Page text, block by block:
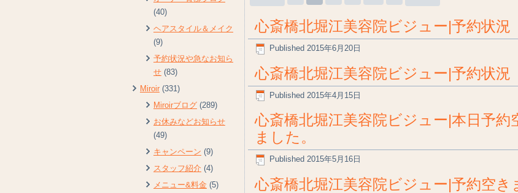
(40)
ヘアスタイル＆メイク
(9)
予約状況や急なお知ら
せ (83)
Miroir (331)
Miroirブログ (289)
お休みなどお知らせ
(49)
キャンペーン (9)
スタッフ紹介 (4)
メニュー&料金 (5)
心斎橋北堀江美容院ビジュー|予約状況
Published 2015年6月20日
心斎橋北堀江美容院ビジュー|予約状況
Published 2015年4月15日
心斎橋北堀江美容院ビジュー|本日予約
ました。
Published 2015年5月16日
心斎橋北堀江美容院ビジュー|予約空き